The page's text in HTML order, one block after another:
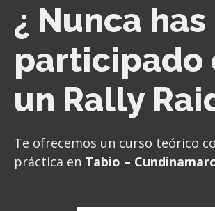
¿ Nunca has
participado
un Rally
Te ofrecemos un curso teórico
práctica en Tabio –